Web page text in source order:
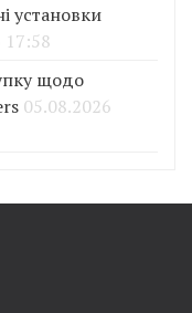
установки
17:58
щодо
05.08.2026